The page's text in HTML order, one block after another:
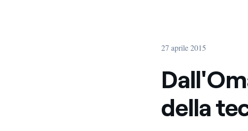
27 aprile 2015
della